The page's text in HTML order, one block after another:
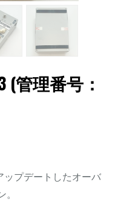
(管理番号：
プデートしたオーバ